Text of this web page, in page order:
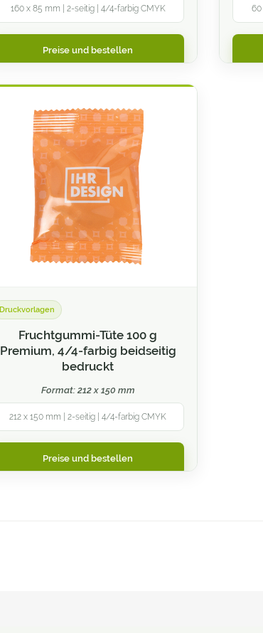
160 x 85 mm | 2-seitig | 4/4-farbig CMYK
Preise und bestellen
60
Druckvorlagen
Fruchtgummi-Tüte 100 g
Premium, 4/4-farbig beidseitig
bedruckt
Format: 212 x 150 mm
212 x 150 mm | 2-seitig | 4/4-farbig CMYK
Preise und bestellen